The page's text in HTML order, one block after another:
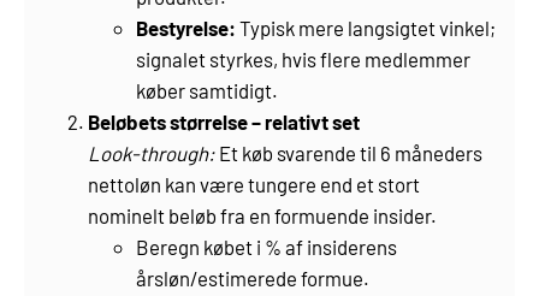
Bestyrelse: Typisk mere langsigtet vinkel;
signalet styrkes, hvis flere medlemmer
køber samtidigt.
Beløbets størrelse – relativt set
Look-through: Et køb svarende til 6 måneders
nettoløn kan være tungere end et stort
nominelt beløb fra en formuende insider.
Beregn købet i % af insiderens
årsløn/estimerede formue.